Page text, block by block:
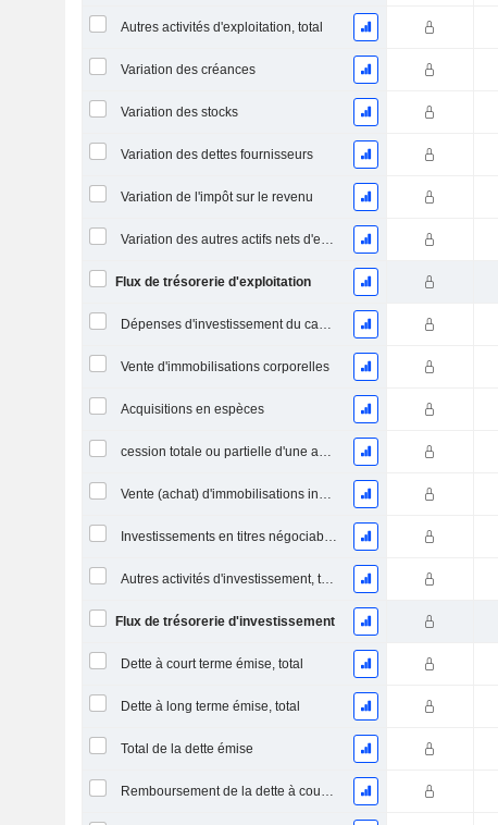
Autres activités d'exploitation, total
Variation des créances
Variation des stocks
Variation des dettes fournisseurs
Variation de l'impôt sur le revenu
Variation des autres actifs nets d'exploitation
Flux de trésorerie d'exploitation
Dépenses d'investissement du capital (CAPEX)
Vente d'immobilisations corporelles
Acquisitions en espèces
cession totale ou partielle d'une activité
Vente (achat) d'immobilisations incorporelles
Investissements en titres négociables et en actions, total
Autres activités d'investissement, total
Flux de trésorerie d'investissement
Dette à court terme émise, total
Dette à long terme émise, total
Total de la dette émise
Remboursement de la dette à court terme, total